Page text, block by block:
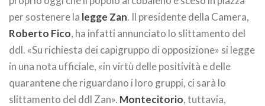
per sostenere la legge Zan. Il presidente della Camera,
Roberto Fico, ha infatti annunciato lo slittamento del
ddl. «Su richiesta dei capigruppo di opposizione» si legge
in una nota ufficiale, «in virtù delle positività e delle
quarantene che riguardano i loro gruppi, ci sarà lo
slittamento del ddl Zan». Montecitorio, tuttavia,